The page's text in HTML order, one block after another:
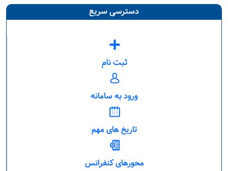
دسترسی سریع
ثبت نام
ورود به سامانه
تاریخ های مهم
محورهای کنفرانس